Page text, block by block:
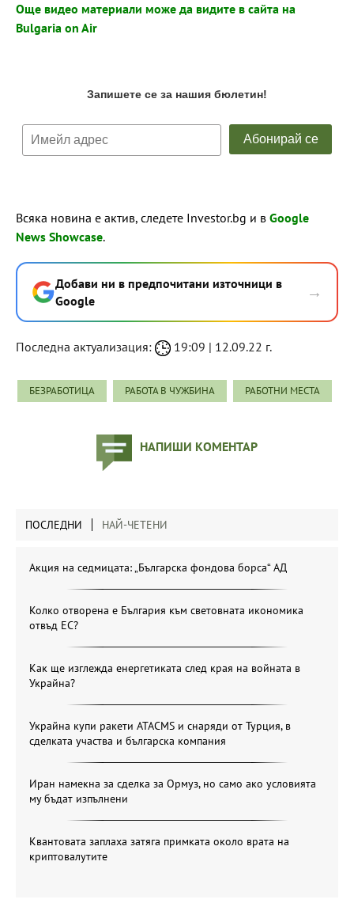
Още видео материали може да видите в сайта на
Bulgaria on Air
Всяка новина е актив, следете Investor.bg и в Google
News Showcase.
Добави ни в предпочитани източници в
Google
→
Последна актуализация: 19:09 | 12.09.22 г.
БЕЗРАБОТИЦА РАБОТА В ЧУЖБИНА РАБОТНИ МЕСТА
НАПИШИ КОМЕНТАР
ПОСЛЕДНИ НАЙ-ЧЕТЕНИ
Акция на седмицата: „Българска фондова борса“ АД
Колко отворена е България към световната икономика
отвъд ЕС?
Как ще изглежда енергетиката след края на войната в
Украйна?
Украйна купи ракети ATACMS и снаряди от Турция, в
сделката участва и българска компания
Иран намекна за сделка за Ормуз, но само ако условията
му бъдат изпълнени
Квантовата заплаха затяга примката около врата на
криптовалутите